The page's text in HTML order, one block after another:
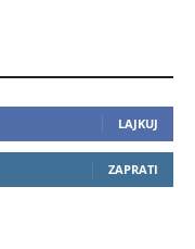
LAJKUJ
ZAPRATI